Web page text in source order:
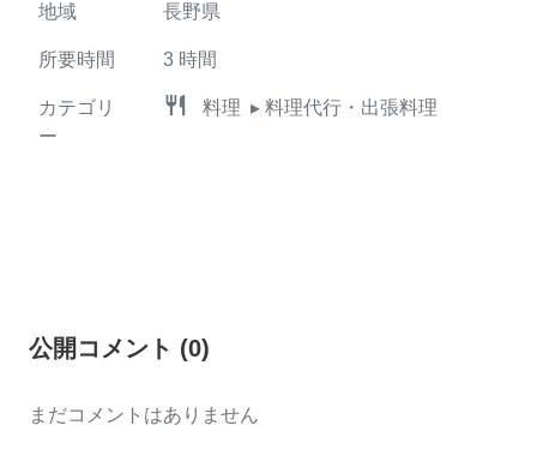
地域 長野県
所要時間 3 時間
カテゴリ
ー
restaurant 料理 ▸ 料理代行・出張料理
公開コメント (0)
まだコメントはありません